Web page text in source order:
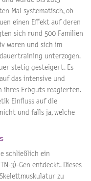
Mal systematisch, ob
einen Effekt auf deren
sich rund 500 Familien
waren und sich im
unterzogen.
stetig gesteigert. Es
das intensive und
ihres Erbguts reagierten.
Einfluss auf die
und falls ja, welche
schließlich ein
3)-Gen entdeckt. Dieses
zu